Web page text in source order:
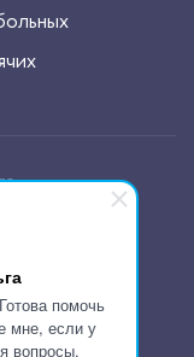
помочь
мне, если у
вопросы.